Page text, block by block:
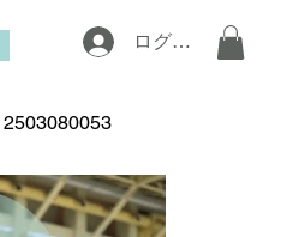
お問い合わせ
ログイン
2503080053